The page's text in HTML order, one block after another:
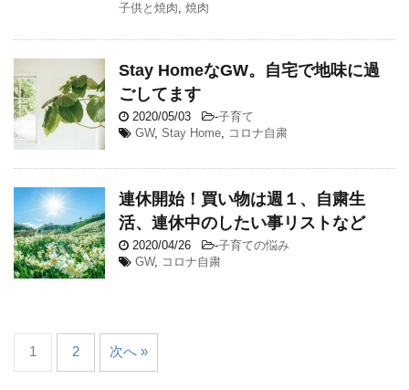
子供と焼肉, 焼肉
Stay HomeなGW。自宅で地味に過
ごしてます
2020/05/03 -子育て
GW, Stay Home, コロナ自粛
連休開始！買い物は週１、自粛生
活、連休中のしたい事リストなど
2020/04/26 -子育ての悩み
GW, コロナ自粛
1 2 次へ »